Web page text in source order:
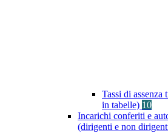
Tassi di assenza
in tabelle) 10
Incarichi conferiti e
(dirigenti e non